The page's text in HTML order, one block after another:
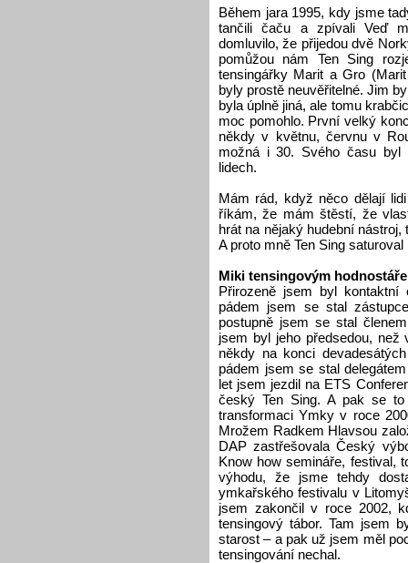
Během jara 1995, kdy jsme
tančili čaču a zpívali Veď
domluvilo, že přijedou dvě
pomůžou nám Ten Sing
tensingářky Marit a Gro
byly prostě neuvěřitelné. Jim
byla úplně jiná, ale tomu
moc pomohlo. První velký
někdy v květnu, červnu v
možná i 30. Svého času byl
lidech.
Mám rád, když něco dělají
říkám, že mám štěstí, že
hrát na nějaký hudební
A proto mně Ten Sing
Miki tensingovým
Přirozeně jsem byl
pádem jsem se stal
postupně jsem se stal
jsem byl jeho předsedou,
někdy na konci
pádem jsem se stal
let jsem jezdil na ETS
český Ten Sing. A pak se
transformaci Ymky v roce
Mrožem Radkem Hlavsou
DAP zastřešovala Český
Know how semináře, festival,
výhodu, že jsme tehdy
ymkařského festivalu v
jsem zakončil v roce 2002,
tensingový tábor. Tam jsem
starost – a pak už jsem měl
tensingování nechal.